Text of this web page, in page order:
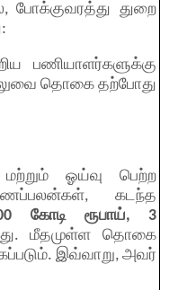
போக்குவரத்து துறை
பணியாளர்களுக்கு
தொகை தற்போது
ஓய்வு பெற்ற
கடந்த
கோடி ரூபாய், 3
மீதமுள்ள தொகை
இவ்வாறு, அவர்